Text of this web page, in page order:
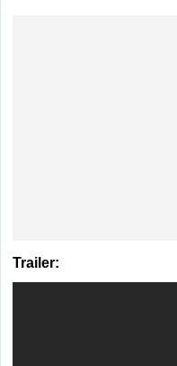
Trailer: